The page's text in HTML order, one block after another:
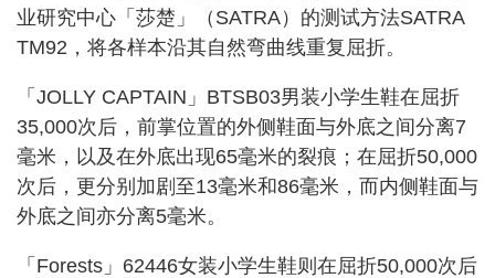
业研究中心「莎楚」（SATRA）的测试方法SATRA
TM92，将各样本沿其自然弯曲线重复屈折。
「JOLLY CAPTAIN」BTSB03男装小学生鞋在屈折
35,000次后，前掌位置的外侧鞋面与外底之间分离7
毫米，以及在外底出现65毫米的裂痕；在屈折50,000
次后，更分别加剧至13毫米和86毫米，而内侧鞋面与
外底之间亦分离5毫米。
「Forests」62446女装小学生鞋则在屈折50,000次后